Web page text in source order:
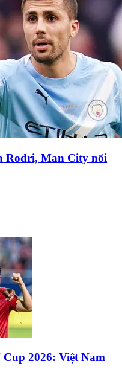
Rodri, Man City nổi
2026: Việt Nam